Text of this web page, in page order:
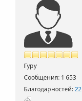
Гуру
Сообщения: 1 653
Благодарностей:22